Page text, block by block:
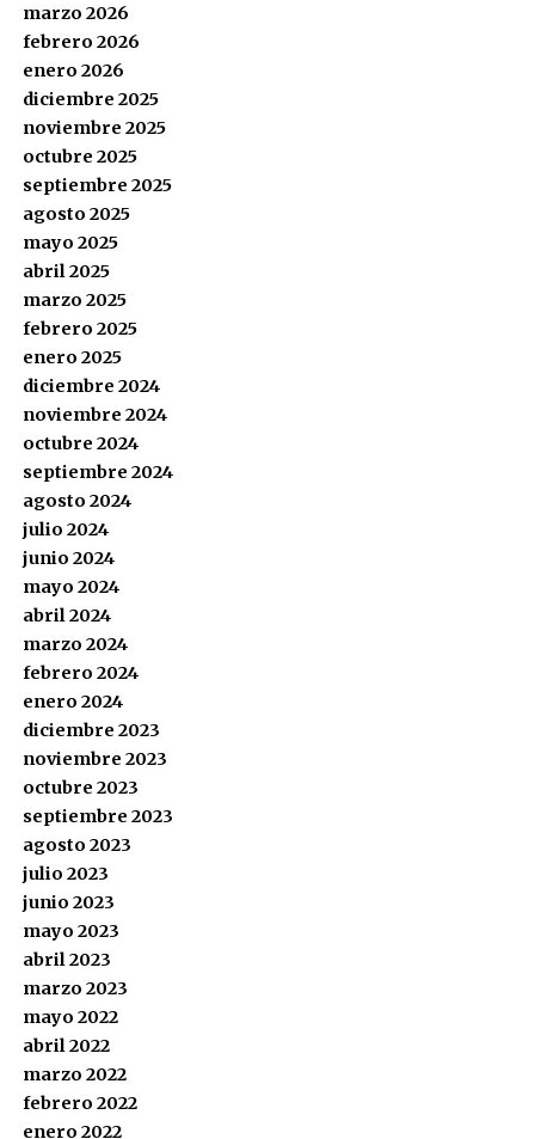
marzo 2026
febrero 2026
enero 2026
diciembre 2025
noviembre 2025
octubre 2025
septiembre 2025
agosto 2025
mayo 2025
abril 2025
marzo 2025
febrero 2025
enero 2025
diciembre 2024
noviembre 2024
octubre 2024
septiembre 2024
agosto 2024
julio 2024
junio 2024
mayo 2024
abril 2024
marzo 2024
febrero 2024
enero 2024
diciembre 2023
noviembre 2023
octubre 2023
septiembre 2023
agosto 2023
julio 2023
junio 2023
mayo 2023
abril 2023
marzo 2023
mayo 2022
abril 2022
marzo 2022
febrero 2022
enero 2022